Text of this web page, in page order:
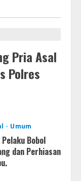
Way Kanan
Tersangka Ayah
of Thieves
Repack
Pria Asal
Polres
Umum
Bobol
dan Perhiasan